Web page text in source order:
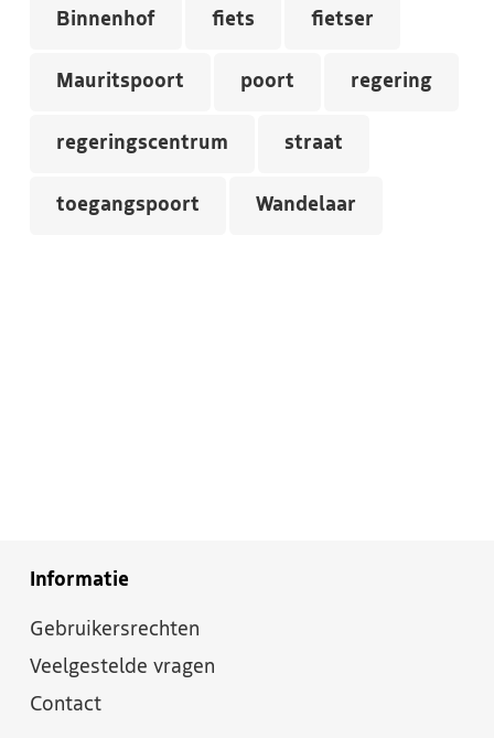
Binnenhof fiets fietser
Mauritspoort poort regering
regeringscentrum straat
toegangspoort Wandelaar
Informatie
Gebruikersrechten
Veelgestelde vragen
Contact